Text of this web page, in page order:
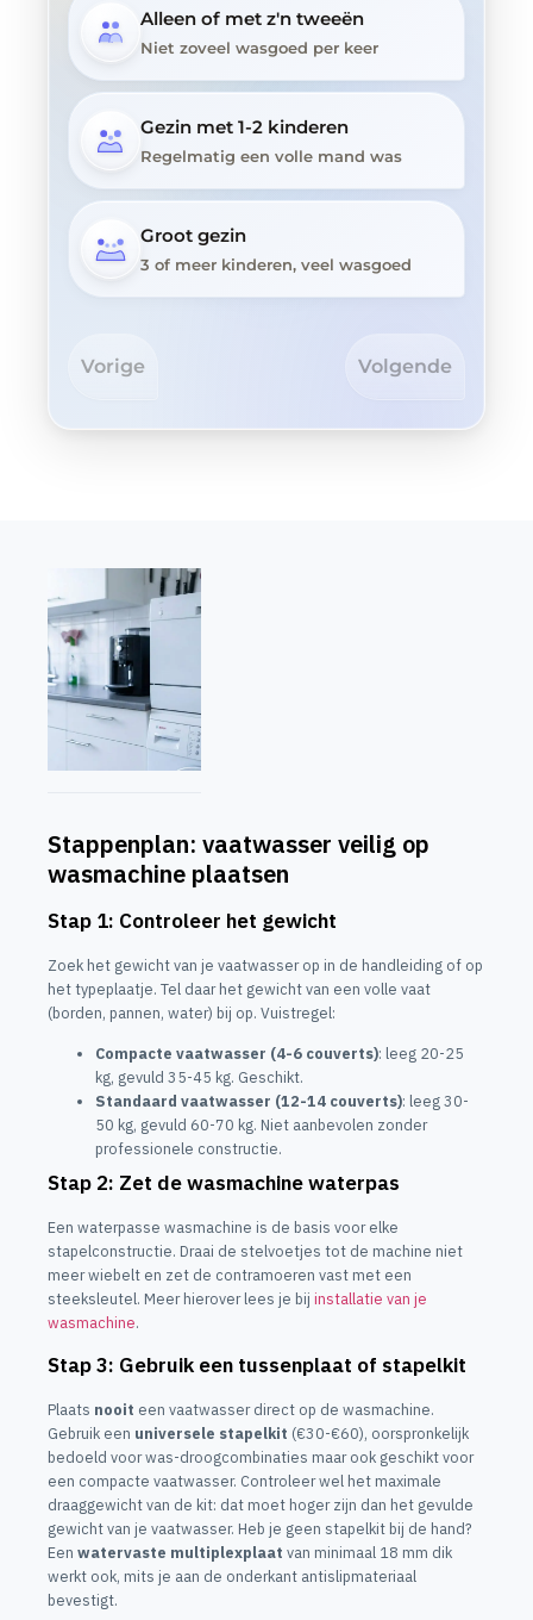
Alleen of met z'n tweeën
Niet zoveel wasgoed per keer
Gezin met 1-2 kinderen
Regelmatig een volle mand was
Groot gezin
3 of meer kinderen, veel wasgoed
Vorige Volgende
Stappenplan: vaatwasser veilig op
wasmachine plaatsen
Stap 1: Controleer het gewicht
Zoek het gewicht van je vaatwasser op in de handleiding of op
het typeplaatje. Tel daar het gewicht van een volle vaat
(borden, pannen, water) bij op. Vuistregel:
Compacte vaatwasser (4-6 couverts): leeg 20-25
kg, gevuld 35-45 kg. Geschikt.
Standaard vaatwasser (12-14 couverts): leeg 30-
50 kg, gevuld 60-70 kg. Niet aanbevolen zonder
professionele constructie.
Stap 2: Zet de wasmachine waterpas
Een waterpasse wasmachine is de basis voor elke
stapelconstructie. Draai de stelvoetjes tot de machine niet
meer wiebelt en zet de contramoeren vast met een
steeksleutel. Meer hierover lees je bij installatie van je
wasmachine.
Stap 3: Gebruik een tussenplaat of stapelkit
Plaats nooit een vaatwasser direct op de wasmachine.
Gebruik een universele stapelkit (€30-€60), oorspronkelijk
bedoeld voor was-droogcombinaties maar ook geschikt voor
een compacte vaatwasser. Controleer wel het maximale
draaggewicht van de kit: dat moet hoger zijn dan het gevulde
gewicht van je vaatwasser. Heb je geen stapelkit bij de hand?
Een watervaste multiplexplaat van minimaal 18 mm dik
werkt ook, mits je aan de onderkant antislipmateriaal
bevestigt.